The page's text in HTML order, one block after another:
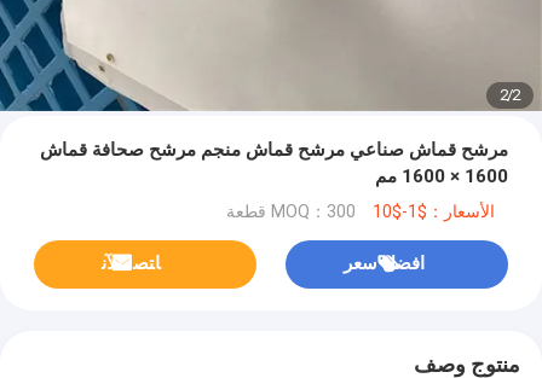
2
/
2
مرشح قماش صناعي مرشح قماش منجم مرشح صحافة قماش
1600 × 1600 مم
الأسعار：$1-$10 MOQ：300 قطعة
افضل سعر ﺎﺘﺼﻟ ﺍﻶﻧ
منتوج وصف